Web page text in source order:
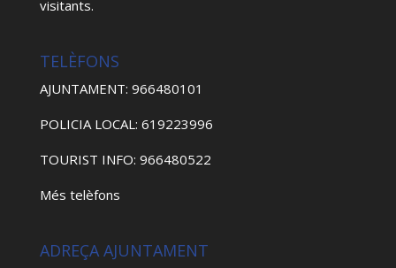
visitants.
TELÈFONS
AJUNTAMENT: 966480101
POLICIA LOCAL: 619223996
TOURIST INFO: 966480522
Més telèfons
ADREÇA AJUNTAMENT